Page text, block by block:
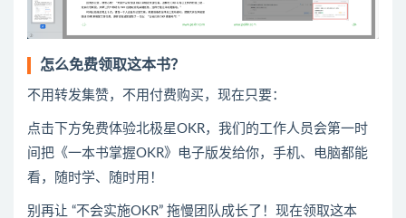
怎么免费领取这本书？
不用转发集赞，不用付费购买，现在只要：
点击下方免费体验北极星OKR​， 我们的工作人员会第一时
间把《一本书掌握OKR》电子版发给你，手机、电脑都能
看，随时学、随时用！
别再让 “不会实施OKR” 拖慢团队成长了！现在领取这本